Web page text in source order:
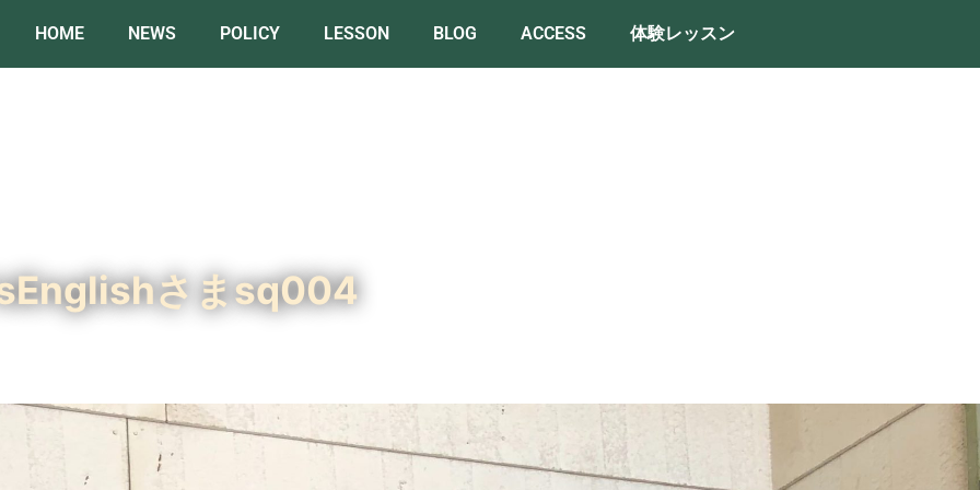
HOME NEWS POLICY LESSON BLOG ACCESS 体験レッスン
さまsq004